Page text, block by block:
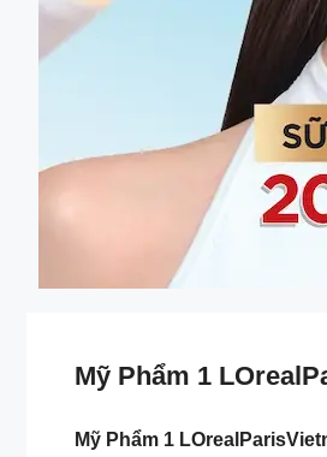
Mỹ Phẩm 1
Mỹ Phẩm 1